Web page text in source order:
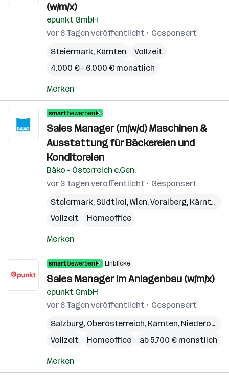
(w/m/x)
epunkt GmbH
vor 6 Tagen veröffentlicht
Gesponsert
Steiermark, Kärnten
Vollzeit
4.000 € – 6.000 € monatlich
Merken
Sales Manager (m/w/d) Maschinen &
Ausstattung für Bäckereien und
Konditoreien
Bäko - Österreich e.Gen.
vor 3 Tagen veröffentlicht
Gesponsert
Steiermark, Südtirol,Wien,Voralberg, Kärnten
Vollzeit
Homeoffice
Merken
Einblicke
Sales Manager im Anlagenbau (w/m/x)
epunkt GmbH
vor 6 Tagen veröffentlicht
Gesponsert
Salzburg, Oberösterreich, Kärnten, Niederösterreich
Vollzeit
Homeoffice ab 5.700 € monatlich
Merken